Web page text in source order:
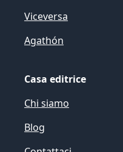
Viceversa
Agathón
Casa editrice
Chi siamo
Blog